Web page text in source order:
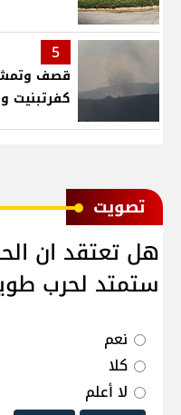
5
قصف
كفرتبنيت
ﺗﺼﻮﻳﺖ
هل تعتقد ان
ستمتد لحرب
نعم
كلا
لا أعلم